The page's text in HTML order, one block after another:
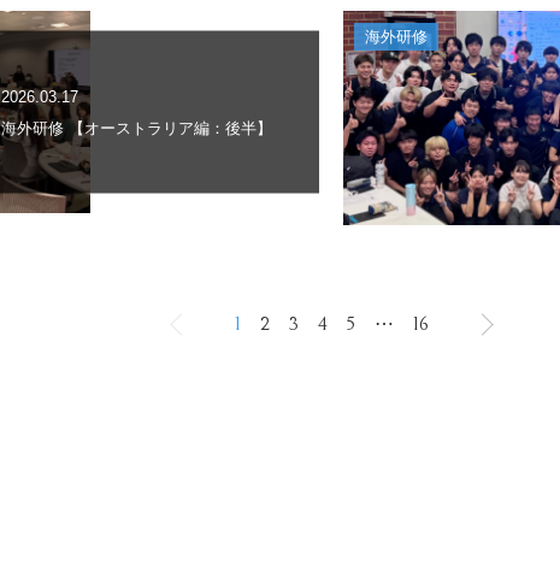
2026.03.17
海外研修 【オーストラリア編：後半】
海外研修
1 2 3 4 5 ⋯ 16